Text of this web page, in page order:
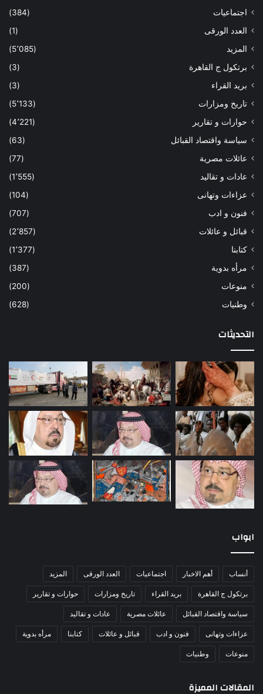
اجتماعيات
(384)
العدد الورقى
(1)
المزيد
(5٬085)
برتكول ج القاهرة
(3)
بريد القراء
(3)
تاريخ ومزارات
(5٬133)
حوارات و تقارير
(4٬221)
سياسة واقتصاد القبائل
(63)
عائلات مصرية
(77)
عادات و تقاليد
(1٬555)
عزاءات وتهانى
(104)
فنون و ادب
(707)
قبائل و عائلات
(2٬857)
كتابنا
(1٬377)
مرأه بدوية
(387)
منوعات
(200)
وطنيات
(628)
التحديثات
ابواب
أنساب أهم الاخبار اجتماعيات العدد الورقى المزيد
برتكول ج القاهرة بريد القراء تاريخ ومزارات حوارات و تقارير
سياسة واقتصاد القبائل عائلات مصرية عادات و تقاليد
عزاءات وتهانى فنون و ادب قبائل و عائلات كتابنا مرأه بدوية
منوعات وطنيات
المقالات المميزة